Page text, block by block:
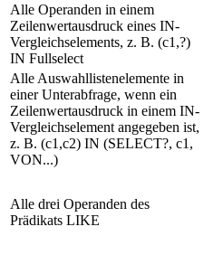
Alle Operanden in einem
Zeilenwertausdruck eines IN-
Vergleichselements, z. B. (c1,?)
IN Fullselect
Alle Auswahllistenelemente in
einer Unterabfrage, wenn ein
Zeilenwertausdruck in einem IN-
Vergleichselement angegeben ist,
z. B. (c1,c2) IN (SELECT?, c1,
VON...)
Alle drei Operanden des
Prädikats LIKE